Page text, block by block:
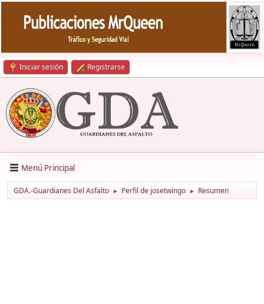
Iniciar sesión Registrarse
Menú Principal
GDA.-Guardianes Del Asfalto ► Perfil de josetwingo ► Resumen